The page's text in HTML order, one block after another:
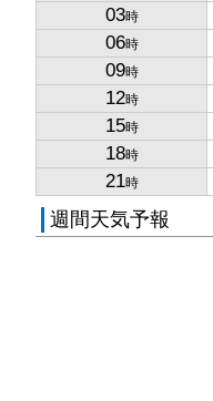
03時
06時
09時
12時
15時
18時
21時
週間天気予報